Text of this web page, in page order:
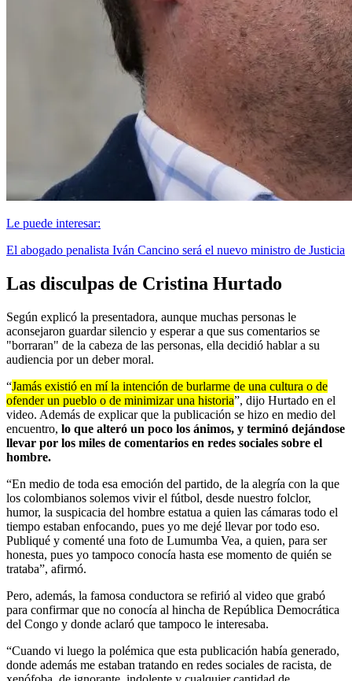
Le puede interesar:
El abogado penalista Iván Cancino será el nuevo ministro de Justicia
Las disculpas de Cristina Hurtado
Según explicó la presentadora, aunque muchas personas le
aconsejaron guardar silencio y esperar a que sus comentarios se
"borraran" de la cabeza de las personas, ella decidió hablar a su
audiencia por un deber moral.
“Jamás existió en mí la intención de burlarme de una cultura o de
ofender un pueblo o de minimizar una historia”, dijo Hurtado en el
video. Además de explicar que la publicación se hizo en medio del
encuentro, lo que alteró un poco los ánimos, y terminó dejándose
llevar por los miles de comentarios en redes sociales sobre el
hombre.
“En medio de toda esa emoción del partido, de la alegría con la que
los colombianos solemos vivir el fútbol, desde nuestro folclor,
humor, la suspicacia del hombre estatua a quien las cámaras todo el
tiempo estaban enfocando, pues yo me dejé llevar por todo eso.
Publiqué y comenté una foto de Lumumba Vea, a quien, para ser
honesta, pues yo tampoco conocía hasta ese momento de quién se
trataba”, afirmó.
Pero, además, la famosa conductora se refirió al video que grabó
para confirmar que no conocía al hincha de República Democrática
del Congo y donde aclaró que tampoco le interesaba.
“Cuando vi luego la polémica que esta publicación había generado,
donde además me estaban tratando en redes sociales de racista, de